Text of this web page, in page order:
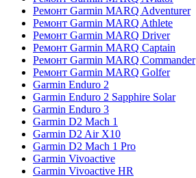
Ремонт Garmin MARQ Adventurer
Ремонт Garmin MARQ Athlete
Ремонт Garmin MARQ Driver
Ремонт Garmin MARQ Captain
Ремонт Garmin MARQ Commander
Ремонт Garmin MARQ Golfer
Garmin Enduro 2
Garmin Enduro 2 Sapphire Solar
Garmin Enduro 3
Garmin D2 Mach 1
Garmin D2 Air X10
Garmin D2 Mach 1 Pro
Garmin Vivoactive
Garmin Vivoactive HR